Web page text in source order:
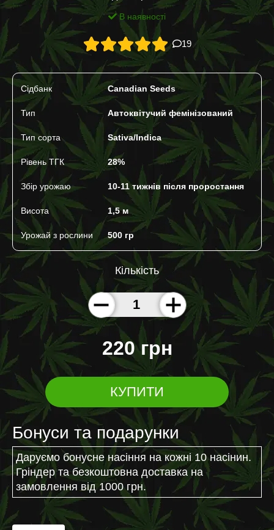
В наявності
19
Сідбанк Canadian Seeds
Тип Автоквітучий фемінізований
Тип сорта Sativa/Indica
Рівень ТГК 28%
Збір урожаю 10-11 тижнів після проростання
Висота 1,5 м
Урожай з рослини 500 гр
Кількість
220 грн
КУПИТИ
Бонуси та подарунки
Даруємо бонусне насіння на кожні 10 насінин.
Гріндер та безкоштовна доставка на
замовлення від 1000 грн.